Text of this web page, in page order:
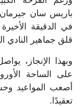
باريس سان
في الدقيقة
قلق جماهير النادي
وبهذا الإنجاز،
على الساحة
أصعب المواعيد
تعقيدًا.